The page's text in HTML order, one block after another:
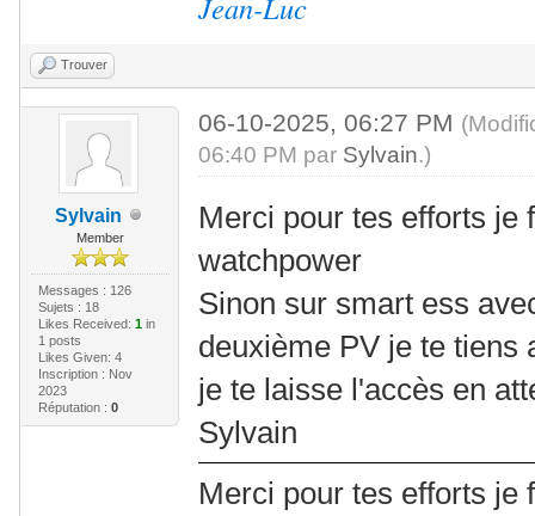
Trouver
Sylvain
Member
Messages : 126
Sujets : 18
Likes Received: 1in
1 posts
Likes Given: 4
Inscription : Nov
2023
Réputation : 0
06-10-2025, 06:27 PM
06:40 PM par Sylvain.)
Merci pour tes efforts je
watchpower
Sinon sur smart ess
deuxième PV je te tiens
je te laisse l'accès en
Sylvain
Merci pour tes efforts je